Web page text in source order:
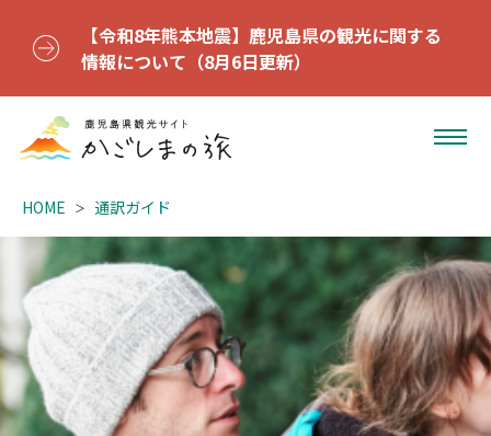
【令和8年熊本地震】鹿児島県の観光に関する
情報について（8月6日更新）
HOME 通訳ガイド